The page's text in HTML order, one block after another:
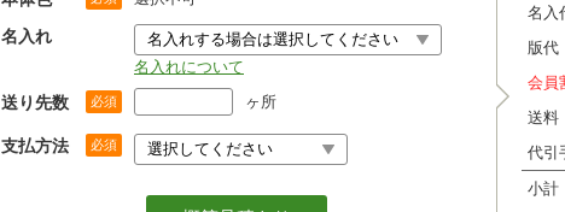
名入れ
名入れについて
送り先数 必須 ヶ所
支払方法 必須
名入
版代
会員
送料
代引
小計